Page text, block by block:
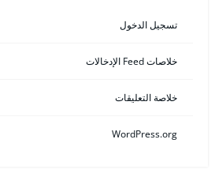
تسجيل الدخول
خلاصات Feed الإدخالات
خلاصة التعليقات
WordPress.org